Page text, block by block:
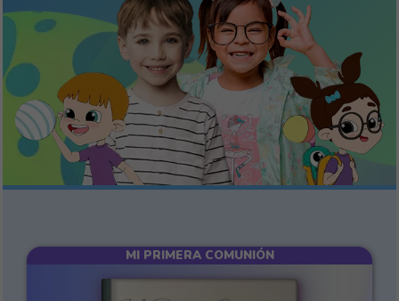
MI PRIMERA COMUNIÓN